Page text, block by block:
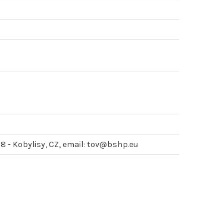
- Kobylisy, CZ, email: tov@bshp.eu